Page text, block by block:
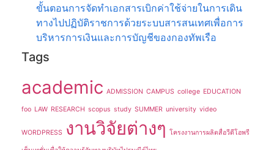
ขั้นตอนการจัดทำเอกสารเบิกค่าใช้จ่ายในการเดิน
ทางไปปฏิบัติราชการด้วยระบบสารสนเทศเพื่อการ
บริหารการเงินและการบัญชีของกองทัพเรือ
Tags
academic ADMISSION CAMPUS college EDUCATION
foo LAW RESEARCH scopus study SUMMER university video
WORDPRESS งานวิจัยต่างๆ โครงงานการผลิตสื่อวีดีโอพรี